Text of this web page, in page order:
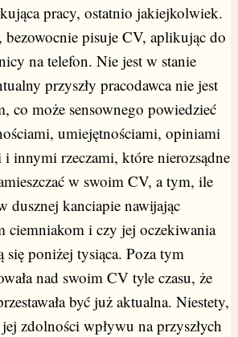
pracy, ostatnio jakiejkolwiek.
pisuje CV, aplikując do
na telefon. Nie jest w stanie
przyszły pracodawca nie jest
co może sensownego powiedzieć
umiejętnościami, opiniami
innymi rzeczami, które nierozsądne
w swoim CV, a tym, ile
dusznej kanciapie nawijając
ciemniakom i czy jej oczekiwania
się poniżej tysiąca. Poza tym
nad swoim CV tyle czasu, że
być już aktualna. Niestety,
zdolności wpływu na przyszłych